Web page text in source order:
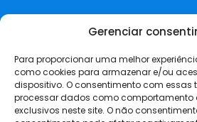
Gerenciar
Para proporcionar uma melhor
como cookies para armazenar e/ou
dispositivo. O consentimento com essas
processar dados como comportamento
exclusivos neste site. O não
Redes Sociais